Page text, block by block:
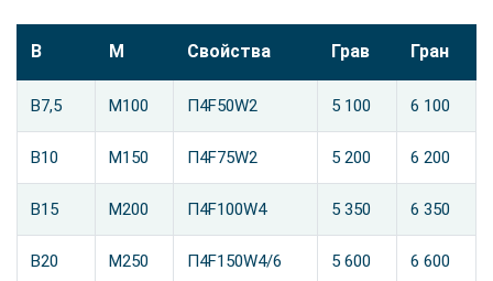
В М Свойства Грав Гран
B7,5 М100 П4F50W2 5 100 6 100
B10 М150 П4F75W2 5 200 6 200
B15 М200 П4F100W4 5 350 6 350
B20 М250 П4F150W4/6 5 600 6 600